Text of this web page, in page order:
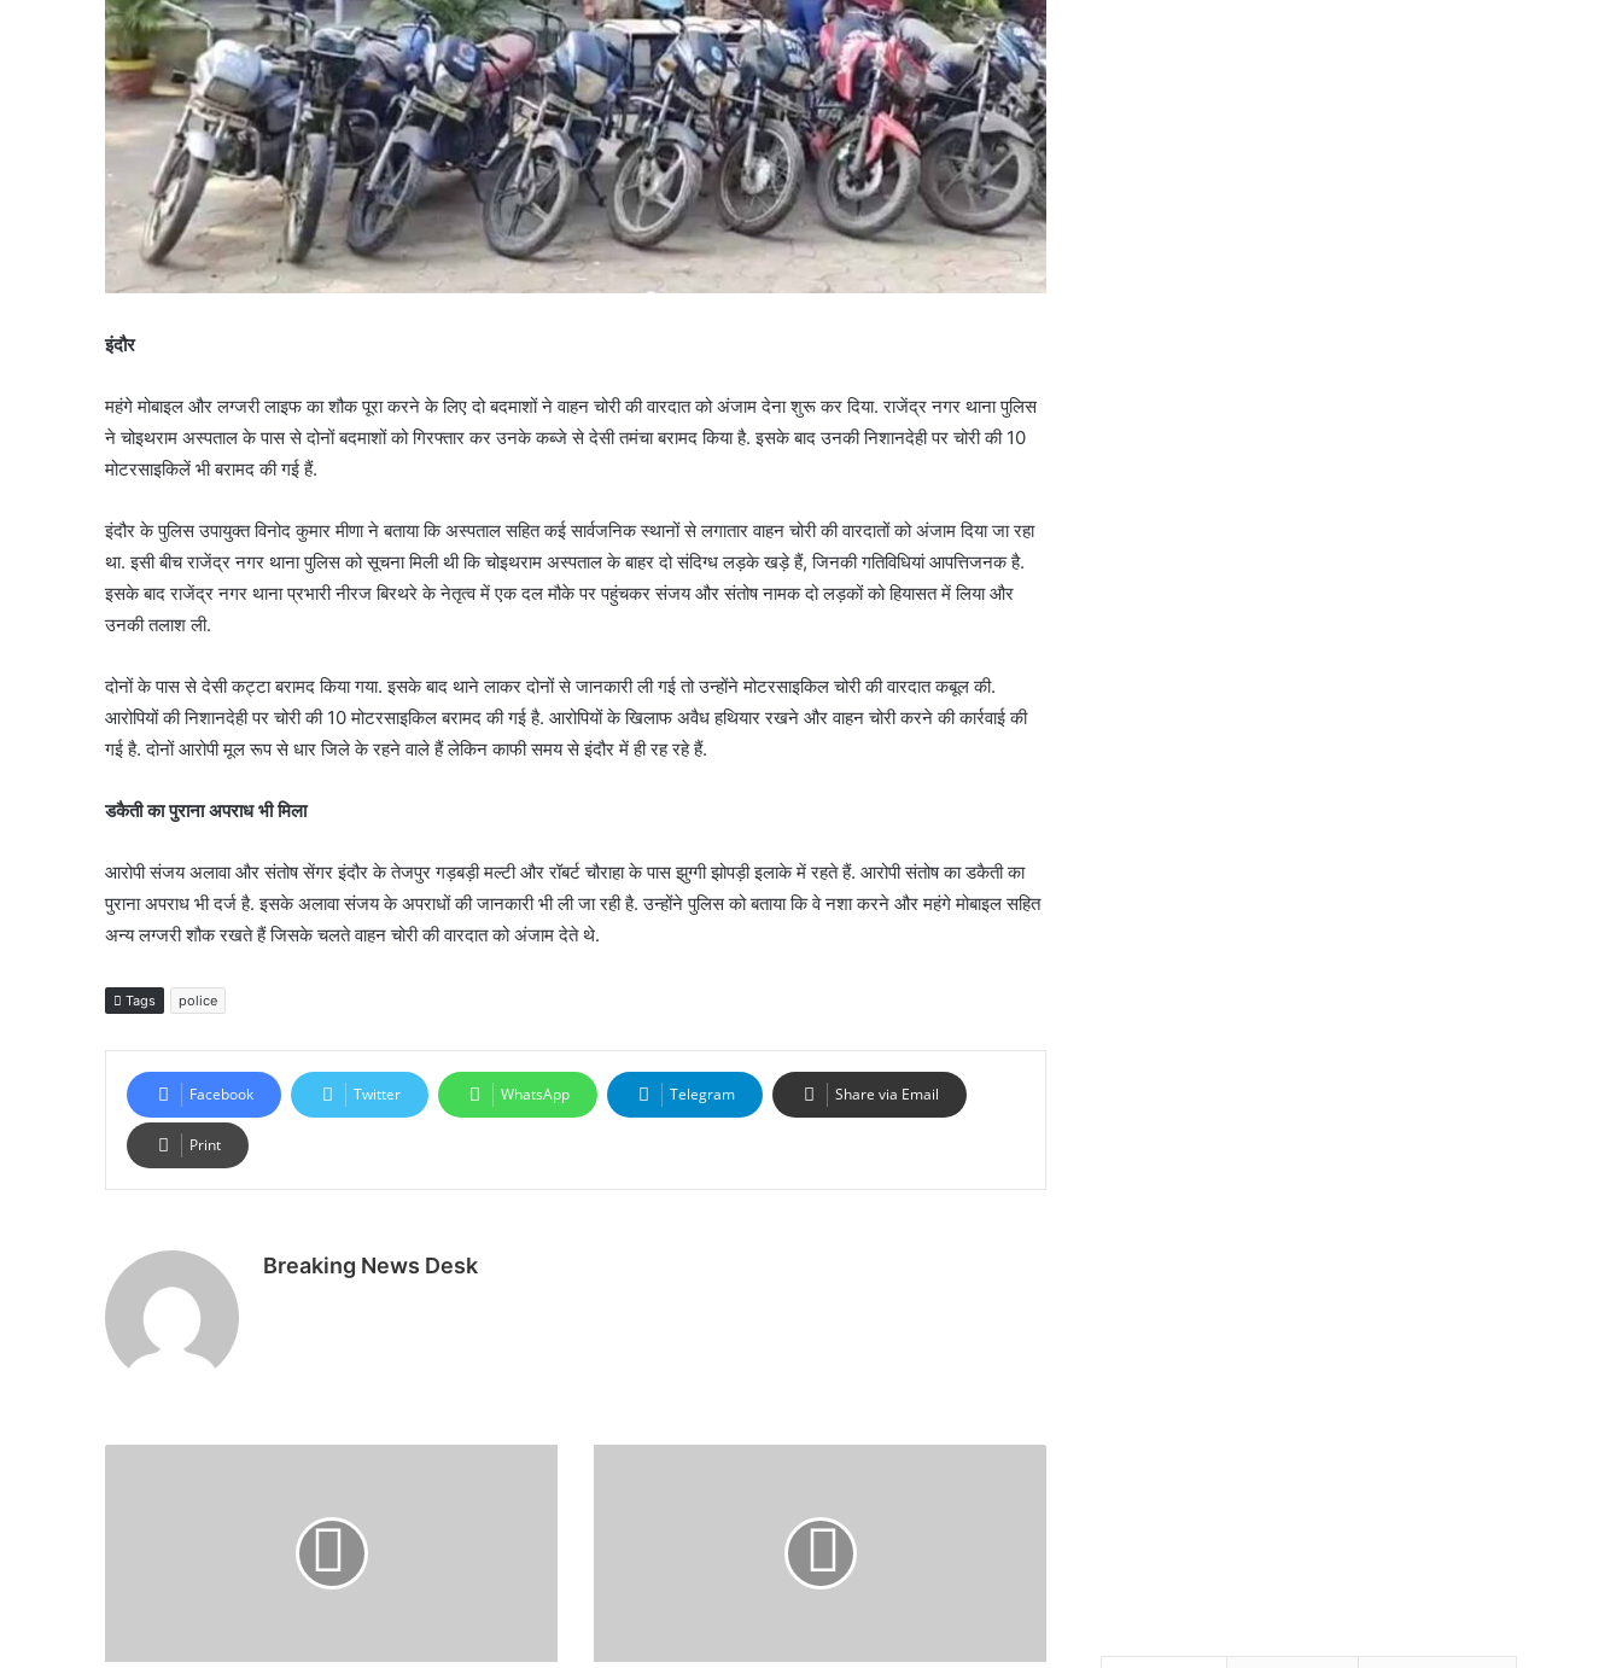
इंदौर
महंगे मोबाइल और लग्जरी लाइफ का शौक पूरा करने के लिए दो बदमाशों ने वाहन चोरी की वारदात को अंजाम देना शुरू कर दिया. राजेंद्र नगर थाना पुलिस
ने चोइथराम अस्पताल के पास से दोनों बदमाशों को गिरफ्तार कर उनके कब्जे से देसी तमंचा बरामद किया है. इसके बाद उनकी निशानदेही पर चोरी की 10
मोटरसाइकिलें भी बरामद की गई हैं.
इंदौर के पुलिस उपायुक्त विनोद कुमार मीणा ने बताया कि अस्पताल सहित कई सार्वजनिक स्थानों से लगातार वाहन चोरी की वारदातों को अंजाम दिया जा रहा
था. इसी बीच राजेंद्र नगर थाना पुलिस को सूचना मिली थी कि चोइथराम अस्पताल के बाहर दो संदिग्ध लड़के खड़े हैं, जिनकी गतिविधियां आपत्तिजनक है.
इसके बाद राजेंद्र नगर थाना प्रभारी नीरज बिरथरे के नेतृत्व में एक दल मौके पर पहुंचकर संजय और संतोष नामक दो लड़कों को हियासत में लिया और
उनकी तलाश ली.
दोनों के पास से देसी कट्टा बरामद किया गया. इसके बाद थाने लाकर दोनों से जानकारी ली गई तो उन्होंने मोटरसाइकिल चोरी की वारदात कबूल की.
आरोपियों की निशानदेही पर चोरी की 10 मोटरसाइकिल बरामद की गई है. आरोपियों के खिलाफ अवैध हथियार रखने और वाहन चोरी करने की कार्रवाई की
गई है. दोनों आरोपी मूल रूप से धार जिले के रहने वाले हैं लेकिन काफी समय से इंदौर में ही रह रहे हैं.
डकैती का पुराना अपराध भी मिला
आरोपी संजय अलावा और संतोष सेंगर इंदौर के तेजपुर गड़बड़ी मल्टी और रॉबर्ट चौराहा के पास झुग्गी झोपड़ी इलाके में रहते हैं. आरोपी संतोष का डकैती का
पुराना अपराध भी दर्ज है. इसके अलावा संजय के अपराधों की जानकारी भी ली जा रही है. उन्होंने पुलिस को बताया कि वे नशा करने और महंगे मोबाइल सहित
अन्य लग्जरी शौक रखते हैं जिसके चलते वाहन चोरी की वारदात को अंजाम देते थे.
Tags police
Facebook Twitter WhatsApp Telegram Share via Email
Print
Breaking News Desk